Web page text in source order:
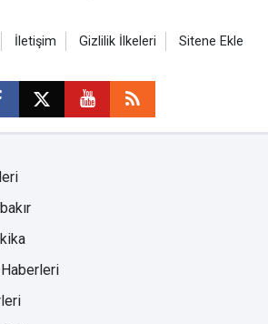
İletişim Gizlilik İlkeleri Sitene Ekle